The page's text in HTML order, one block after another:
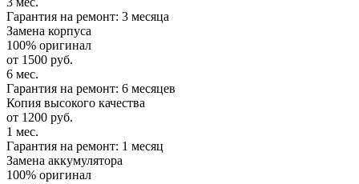
Гарантия на ремонт: 3 месяца
Замена корпуса
100% оригинал
от 1500 руб.
6 мес.
Гарантия на ремонт: 6 месяцев
Копия высокого качества
от 1200 руб.
1 мес.
Гарантия на ремонт: 1 месяц
Замена аккумулятора
100% оригинал